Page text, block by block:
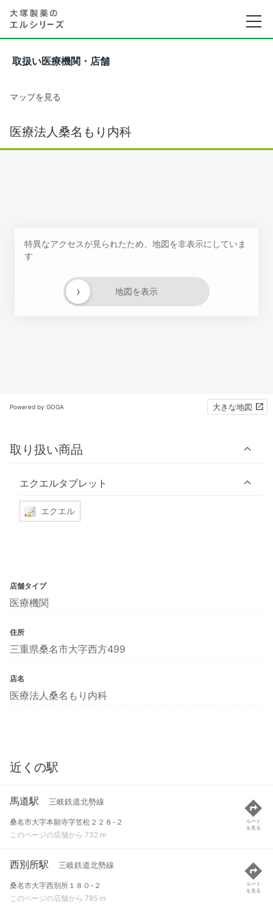
取扱い医療機関・店舗
マップを見る
医療法人桑名もり内科
特異なアクセスが見られたため、地図を非表示にしていま
す
地図を表示
›
Powered by GOGA 大きな地図
取り扱い商品
エクエルタブレット
エクエル
店舗タイプ
医療機関
住所
三重県桑名市大字西方499
店名
医療法人桑名もり内科
近くの駅
馬道駅 三岐鉄道北勢線
桑名市大字本願寺字笠松２２８-２
このページの店舗から 732 m
ルート
を見る
西別所駅 三岐鉄道北勢線
桑名市大字西別所１８０-２
このページの店舗から 785 m
ルート
を見る